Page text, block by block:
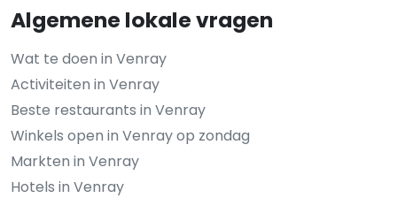
Algemene lokale vragen
Wat te doen in Venray
Activiteiten in Venray
Beste restaurants in Venray
Winkels open in Venray op zondag
Markten in Venray
Hotels in Venray